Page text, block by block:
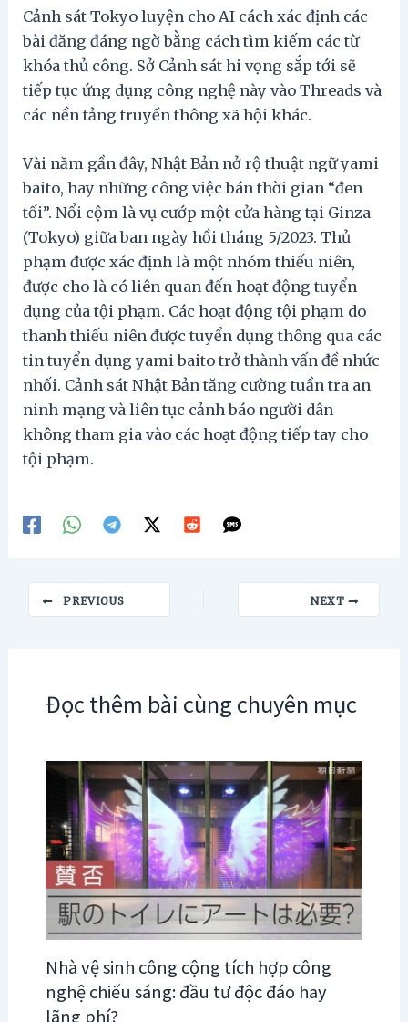
Cảnh sát Tokyo luyện cho AI cách xác định các
bài đăng đáng ngờ bằng cách tìm kiếm các từ
khóa thủ công. Sở Cảnh sát hi vọng sắp tới sẽ
tiếp tục ứng dụng công nghệ này vào Threads và
các nền tảng truyền thông xã hội khác.
Vài năm gần đây, Nhật Bản nở rộ thuật ngữ yami
baito, hay những công việc bán thời gian “đen
tối”. Nổi cộm là vụ cướp một cửa hàng tại Ginza
(Tokyo) giữa ban ngày hồi tháng 5/2023. Thủ
phạm được xác định là một nhóm thiếu niên,
được cho là có liên quan đến hoạt động tuyển
dụng của tội phạm. Các hoạt động tội phạm do
thanh thiếu niên được tuyển dụng thông qua các
tin tuyển dụng yami baito trở thành vấn đề nhức
nhối. Cảnh sát Nhật Bản tăng cường tuần tra an
ninh mạng và liên tục cảnh báo người dân
không tham gia vào các hoạt động tiếp tay cho
tội phạm.
navigation
PREVIOUS NEXT
Đọc thêm bài cùng chuyên mục
Nhà vệ sinh công cộng tích hợp công
nghệ chiếu sáng: đầu tư độc đáo hay
lãng phí?